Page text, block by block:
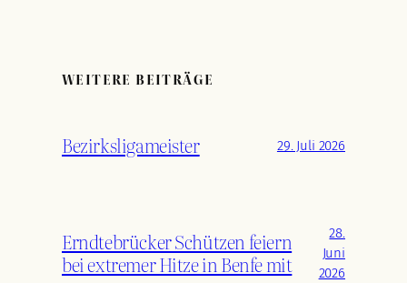
WEITERE BEITRÄGE
Bezirksligameister 29. Juli 2026
Erndtebrücker Schützen feiern
bei extremer Hitze in Benfe mit
28.
Juni
2026